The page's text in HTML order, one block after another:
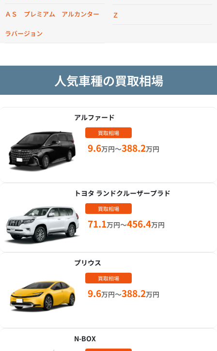
ＡＳ プレミアム アルカンター
ラバージョン
Ｚ
人気車種の買取相場
アルファード
買取相場
9.6万円～388.2万円
トヨタ ランドクルーザープラド
買取相場
71.1万円～456.4万円
プリウス
買取相場
9.6万円～388.2万円
N-BOX